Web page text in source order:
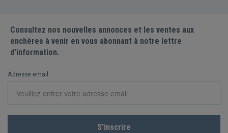
Consultez nos nouvelles annonces et les ventes aux
enchères à venir en vous abonnant à notre lettre
d'information.
Adresse email